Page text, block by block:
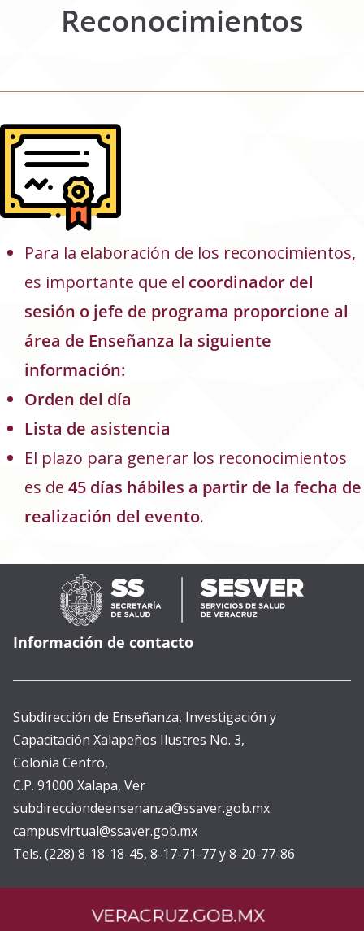
Reconocimientos
Para la elaboración de los reconocimientos,
es importante que el coordinador del
sesión o jefe de programa proporcione al
área de Enseñanza la siguiente
información:
Orden del día
Lista de asistencia
El plazo para generar los reconocimientos
es de 45 días hábiles a partir de la fecha de
realización del evento.
Información de contacto
Subdirección de Enseñanza, Investigación y
Capacitación Xalapeños Ilustres No. 3,
Colonia Centro,
C.P. 91000 Xalapa, Ver
subdirecciondeensenanza@ssaver.gob.mx
campusvirtual@ssaver.gob.mx
Tels. (228) 8-18-18-45, 8-17-71-77 y 8-20-77-86